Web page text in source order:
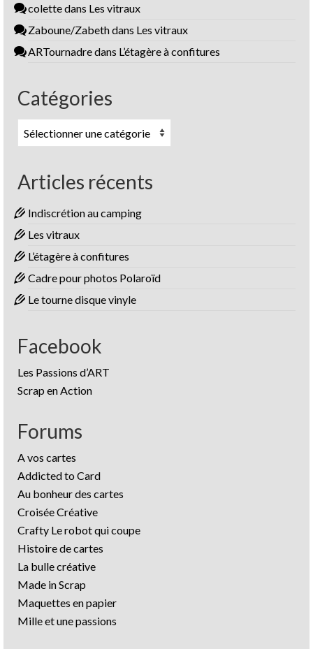
colettedans Les vitraux
Zaboune/Zabethdans Les vitraux
ARTournadredans L’étagère à confitures
Catégories
Catégories
Articles récents
Indiscrétion au camping
Les vitraux
L’étagère à confitures
Cadre pour photos Polaroïd
Le tourne disque vinyle
Facebook
Les Passions d’ART
Scrap en Action
Forums
A vos cartes
Addicted to Card
Au bonheur des cartes
Croisée Créative
Crafty Le robot qui coupe
Histoire de cartes
La bulle créative
Made in Scrap
Maquettes en papier
Mille et une passions